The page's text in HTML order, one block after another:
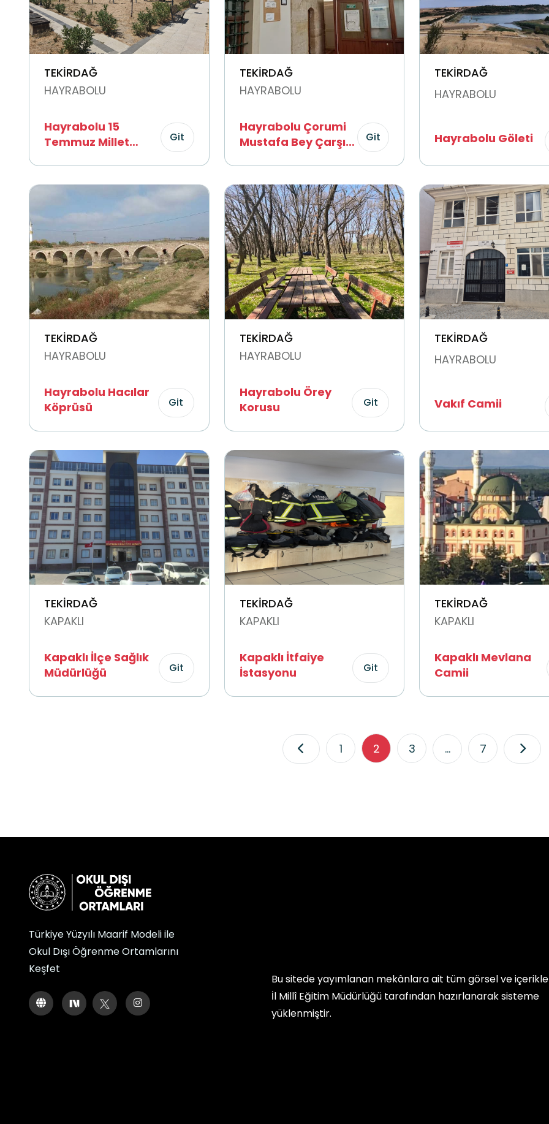
TEKİRDAĞ
HAYRABOLU
Hayrabolu 15
Temmuz Millet
Git
TEKİRDAĞ
HAYRABOLU
Hayrabolu Çorumi
Mustafa Bey Çarşı
Git
TEKİRDAĞ
HAYRABOLU
Hayrabolu Göleti
TEKİRDAĞ
HAYRABOLU
Hayrabolu Hacılar
Köprüsü
Git
TEKİRDAĞ
HAYRABOLU
Hayrabolu Örey
Korusu
Git
TEKİRDAĞ
HAYRABOLU
Vakıf Camii
TEKİRDAĞ
KAPAKLI
Kapaklı İlçe Sağlık
Müdürlüğü
Git
TEKİRDAĞ
KAPAKLI
Kapaklı İtfaiye
İstasyonu
Git
TEKİRDAĞ
KAPAKLI
Kapaklı Mevlana
Camii
1 2 3 ... 7
Türkiye Yüzyılı Maarif Modeli ile
Okul Dışı Öğrenme Ortamlarını
Keşfet
Bu sitede yayımlanan mekânlara ait tüm görsel ve
İl Millî Eğitim Müdürlüğütarafından hazırlanarak sisteme
yüklenmiştir.